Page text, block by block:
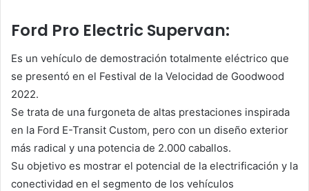
Ford Pro Electric Supervan:
Es un vehículo de demostración totalmente eléctrico que
se presentó en el Festival de la Velocidad de Goodwood
2022.
Se trata de una furgoneta de altas prestaciones inspirada
en la Ford E-Transit Custom, pero con un diseño exterior
más radical y una potencia de 2.000 caballos.
Su objetivo es mostrar el potencial de la electrificación y la
conectividad en el segmento de los vehículos